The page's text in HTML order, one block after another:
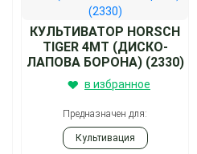
КУЛЬТИВАТОР HORSCH
TIGER 4MT (ДИСКО-
ЛАПОВА БОРОНА) (2330)
в избранное
Предназначен для:
Культивация